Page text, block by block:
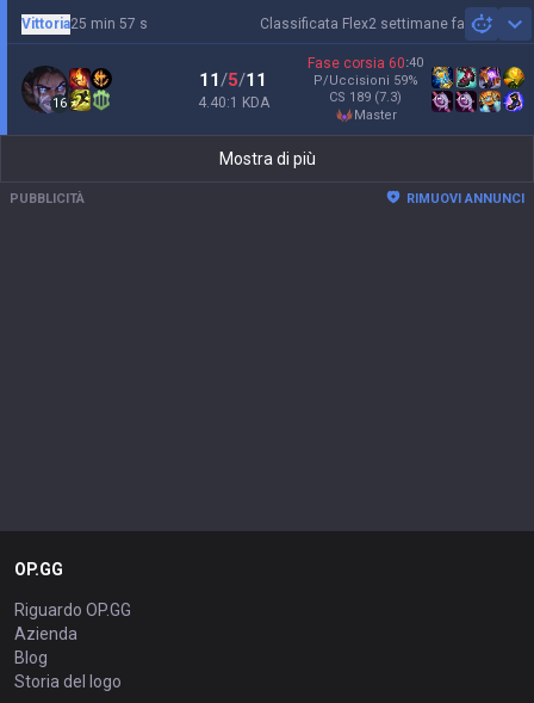
Classificata Flex2 settimane fa
Vittoria25 min 57 s
16
11/5/11
4.40:1 KDA
Fase corsia 60:40
P/Uccisioni 59%
CS 189 (7.3)
master
Mostra di più
PUBBLICITÀ RIMUOVI ANNUNCI
OP.GG
Riguardo OP.GG
Azienda
Blog
Storia del logo